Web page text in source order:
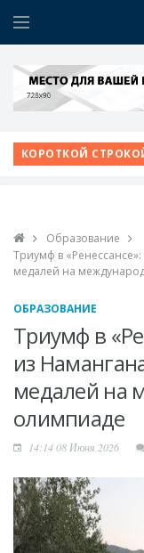
КОРОТКОЙ
Образование
Триумф в
медалей на
ОБРАЗОВАНИЕ
Триумф в
из
медалей на
олимпиаде
14:14 08 Июня 2026